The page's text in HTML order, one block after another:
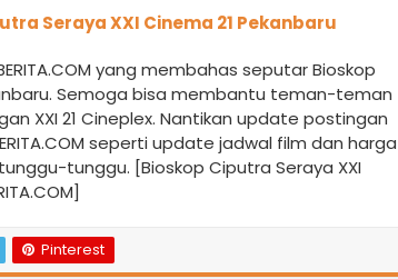
Seraya XXI Cinema 21 Pekanbaru
yang membahas seputar Bioskop
Semoga bisa membantu teman-teman
XXI 21 Cineplex. Nantikan update postingan
seperti update jadwal film dan harga
tunggu. [Bioskop Ciputra Seraya XXI
Pinterest